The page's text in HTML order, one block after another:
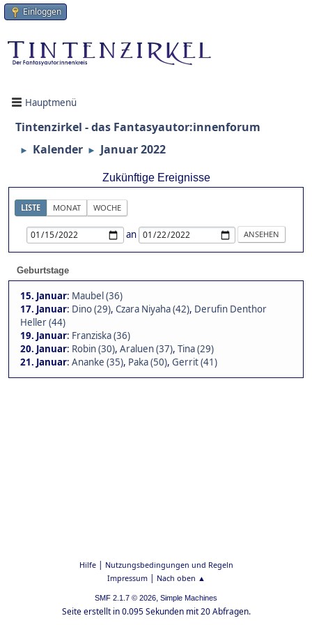
Einloggen
Hauptmenü
Tintenzirkel - das Fantasyautor:innenforum
► Kalender ► Januar 2022
Zukünftige Ereignisse
LISTE MONAT WOCHE
an
Geburtstage
15. Januar: Maubel (36)
17. Januar: Dino (29), Czara Niyaha (42), Derufin Denthor
Heller (44)
19. Januar: Franziska (36)
20. Januar: Robin (30), Araluen (37), Tina (29)
21. Januar: Ananke (35), Paka (50), Gerrit (41)
Hilfe| Nutzungsbedingungen und Regeln
Impressum| Nach oben ▲
SMF 2.1.7 © 2026, Simple Machines
Seite erstellt in 0.095 Sekunden mit 20 Abfragen.